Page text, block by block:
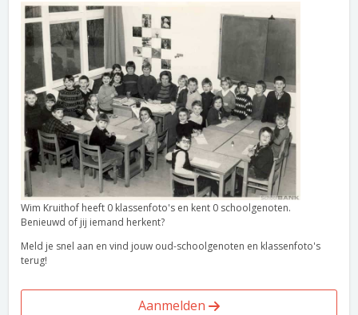
Wim Kruithof heeft 0 klassenfoto's en kent 0 schoolgenoten.
Benieuwd of jij iemand herkent?
Meld je snel aan en vind jouw oud-schoolgenoten en klassenfoto's
terug!
Aanmelden